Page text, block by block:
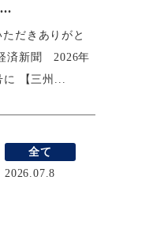
だきありがと
済新聞 2026年
に 【三州...
全て
2026.07.8